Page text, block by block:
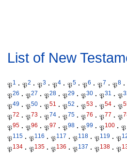
List of New
𝔓1 · 𝔓2 · 𝔓3 · 𝔓4 · 𝔓5 · 𝔓6 · 𝔓7 · 𝔓8 ·
𝔓26 · 𝔓27 · 𝔓28 · 𝔓29 · 𝔓30 · 𝔓31 · 𝔓
𝔓49 · 𝔓50 · 𝔓51 · 𝔓52 · 𝔓53 · 𝔓54 · 𝔓
𝔓72 · 𝔓73 · 𝔓74 · 𝔓75 · 𝔓76 · 𝔓77 · 𝔓
𝔓95 · 𝔓96 · 𝔓97 · 𝔓98 · 𝔓99 · 𝔓100 · 𝔓
𝔓115 · 𝔓116 · 𝔓117 · 𝔓118 · 𝔓119 · 𝔓
𝔓134 · 𝔓135 · 𝔓136 · 𝔓137 · 𝔓138 · 𝔓